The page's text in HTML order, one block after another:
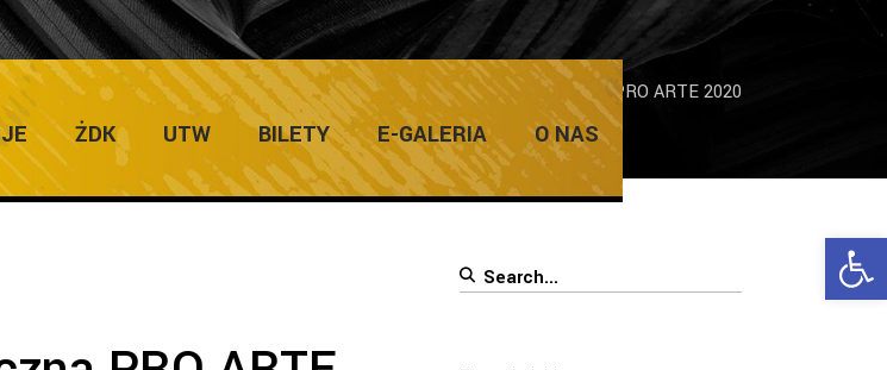
ŻDK UTW BILETY E-GALERIA O NAS
Home/Galerie /Lubuska Gala Taneczna PRO ARTE 2020
Search